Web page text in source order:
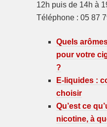
12h puis de 14h à
Téléphone : 05 87
Quels
pour votre
?
E-liquides :
choisir
Qu’est ce
nicotine, à